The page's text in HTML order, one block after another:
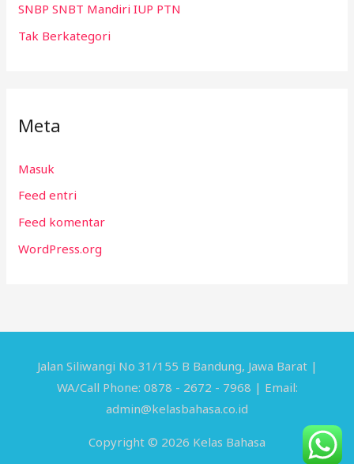
SNBP SNBT Mandiri IUP PTN
Tak Berkategori
Meta
Masuk
Feed entri
Feed komentar
WordPress.org
Jalan Siliwangi No 31/155 B Bandung, Jawa Barat |
WA/Call Phone: 0878 - 2672 - 7968 | Email:
admin@kelasbahasa.co.id
Copyright © 2026 Kelas Bahasa